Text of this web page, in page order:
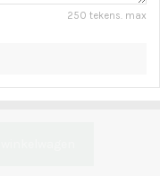
250 tekens. max